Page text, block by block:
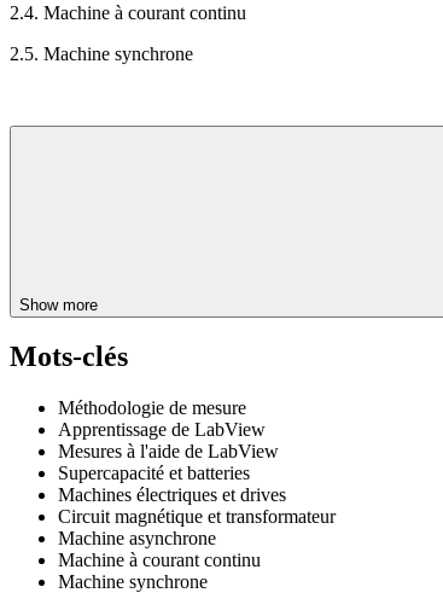
2.4. Machine à courant continu
2.5. Machine synchrone
Show more
Mots-clés
Méthodologie de mesure
Apprentissage de LabView
Mesures à l'aide de LabView
Supercapacité et batteries
Machines électriques et drives
Circuit magnétique et transformateur
Machine asynchrone
Machine à courant continu
Machine synchrone